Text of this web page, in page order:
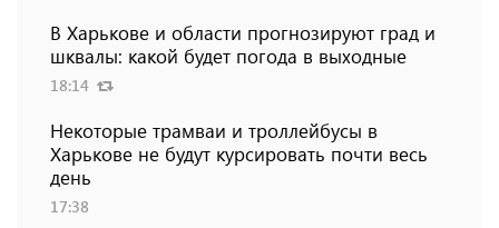
В Харькове и области прогнозируют град и
шквалы: какой будет погода в выходные
18:14
Некоторые трамваи и троллейбусы в
Харькове не будут курсировать почти весь
день
17:38